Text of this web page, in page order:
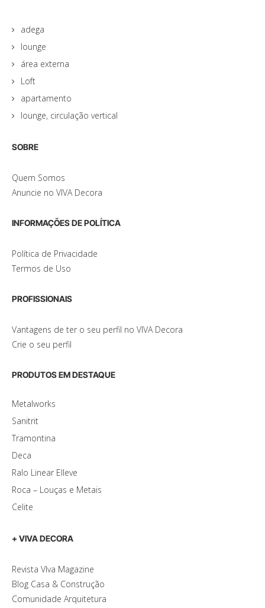
adega
lounge
área externa
Loft
apartamento
lounge, circulação vertical
SOBRE
Quem Somos
Anuncie no VIVA Decora
INFORMAÇÕES DE POLÍTICA
Política de Privacidade
Termos de Uso
PROFISSIONAIS
Vantagens de ter o seu perfil no VIVA Decora
Crie o seu perfil
PRODUTOS EM DESTAQUE
Metalworks
Sanitrit
Tramontina
Deca
Ralo Linear Elleve
Roca – Louças e Metais
Celite
+ VIVA DECORA
Revista VIva Magazine
Blog Casa & Construção
Comunidade Arquitetura